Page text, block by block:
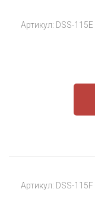
Артикул: DSS-115E
Артикул: DSS-115F